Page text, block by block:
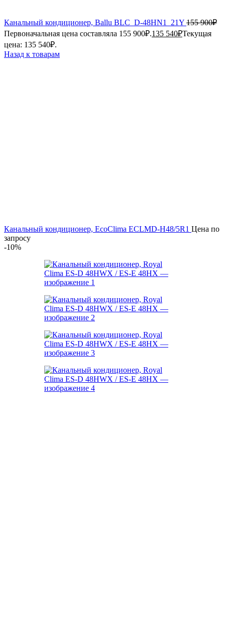
Канальный кондиционер, Ballu BLC_D-48HN1_21Y 155 900₽
Первоначальная цена составляла 155 900₽.135 540₽Текущая
цена: 135 540₽.
Назад к товарам
Канальный кондиционер, EcoClima ECLMD-H48/5R1 Цена по
запросу
-10%